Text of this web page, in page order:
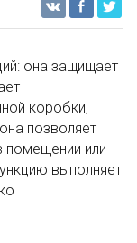
она защищает
коробки,
позволяет
помещении или
выполняет